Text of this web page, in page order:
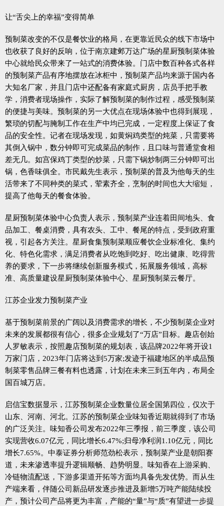
让“舌尖上的幸福”变得简单
预制菜改变的不仅是餐饮业的格局，在更靠近民众的线下市场中
也收获了良好的反响，位于南京建邺万达广场的星厨预制菜体验
中心就给民众带来了一站式的消费体验。门店中数百种各式各样
的预制菜产品有序地摆放在冰柜中，预制菜产品均来源于国内各
大知名厂家，并且门店中还配备有家庭式厨房，店员手把手教
学，消费者现场操作，实际了解预制菜的制作过程，感受预制菜
的便捷与美味。预制菜的另一大优点在现场体验中也得到展现，
繁琐的切配与腌制工作在生产中均已完成，一定程度上保证了食
品的安全性。记者在现场发现，如黄焖鸡类型的炖菜，只需要将
其倒入锅中，数分钟即可完成菜品的制作，且口味与普通堂食相
差无几。如宫保鸡丁类型的炒菜，只需下锅炒制两三分钟即可出
锅，色香味俱全。市民戴先生表示，预制菜的普及为他每天的生
活带来了不同种类的菜式，荤素齐全，烹制的时间也大大缩短，
提高了他每天的餐食体验。
星厨预制菜体验中心负责人表示，预制菜产业连着田间地头、食
品加工、餐桌消费，具有农头、工中、餐尾的特点，受到政府重
视，引起各方关注。星厨食集预制菜顺应餐饮企业标准化、集约
化、特色化需求，满足消费者从吃饱到吃好、吃出健康、吃得营
养的要求，下一步将继续创新服务模式，拓展服务领域，高标
准、高质量建设星厨预制菜体验中心、星厨预制菜云餐厅。
江苏企业发力预制菜产业
基于预制菜前景的广阔以及消费需求的增长，不少预制菜企业对
未来的发展都很有信心，很多企业规划了“万店”目标。趣店创始
人罗敏表示，按照趣店预制菜的规划表，该品牌2022年将开设1
万家门店，2023年门店将达到5万家;发迹于福建地区的半成品预
制菜零售品牌三餐有料也透露，计划在未来三到五年内，布局全
国百城万店。
启信宝数据显示，江苏预制菜企业数量位居全国第四位，仅次于
山东、河南、河北。江苏的预制菜企业味知香近期就得到了市场
的广泛关注。味知香公司发布2022年三季报，前三季度，该公司
实现营收6.07亿元，同比增长6.47%;归母净利润1.10亿元，同比
增长7.65%。中泰证券分析师范劲松表示，预制菜产业是朝阳赛
道，未来渗透率提升逻辑顺畅、趋势明显。味知香在上游采购、
冷链物流配送，下游多渠道开拓等方面均具备先发优势。而从生
产端来看，伴随公司新品研发逐步推进及新增5万吨产能陆续投
产，预计公司产品将更为丰富，产能的“量”与“质”有望进一步提